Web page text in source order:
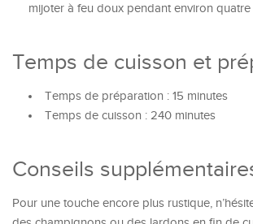
mijoter à feu doux pendant environ quatre
Temps de cuisson et
Temps de préparation : 15 minutes
Temps de cuisson : 240 minutes
Conseils
Pour une touche encore plus rustique,